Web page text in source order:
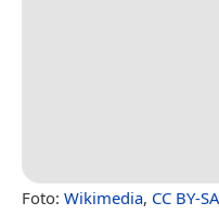
Foto: Wikimedia, CC BY-